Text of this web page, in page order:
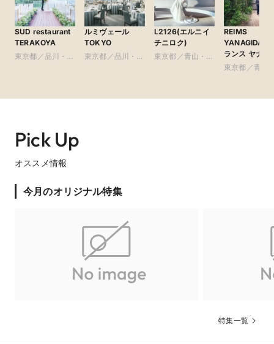
短3週間で準備可能！
■最短3週間で挙式可能
結婚式当日まで最短で3週間、お打ち合わせは最小限でオンライ
す。
SUD restaurant
TERAKOYA
東京都／品川・目
ルミヴェール
TOKYO
東京都／品川・目
L2126(エルニイ
チニロク)
東京都／青山・表
REIMS
YANAGIDATE
ランス ヤナギ
テ）
東京都／青山
Pick Up
オススメ情報
今月のオリジナル特集
特集一覧